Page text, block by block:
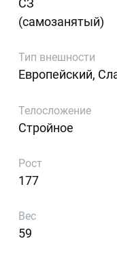
СЗ
(самозанятый)
Тип внешности
Европейский,
Телосложение
Стройное
Рост
177
Вес
59